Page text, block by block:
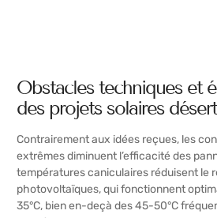
Obstacles techniques et
des projets solaires
Contrairement aux idées reçues, les
extrêmes diminuent l’efficacité des
températures caniculaires réduisent le
photovoltaïques, qui fonctionnent
35°C, bien en-deçà des 45-50°C